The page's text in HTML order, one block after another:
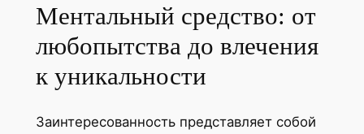
Ментальный средство: от
любопытства до влечения
к уникальности
Заинтересованность представляет собой